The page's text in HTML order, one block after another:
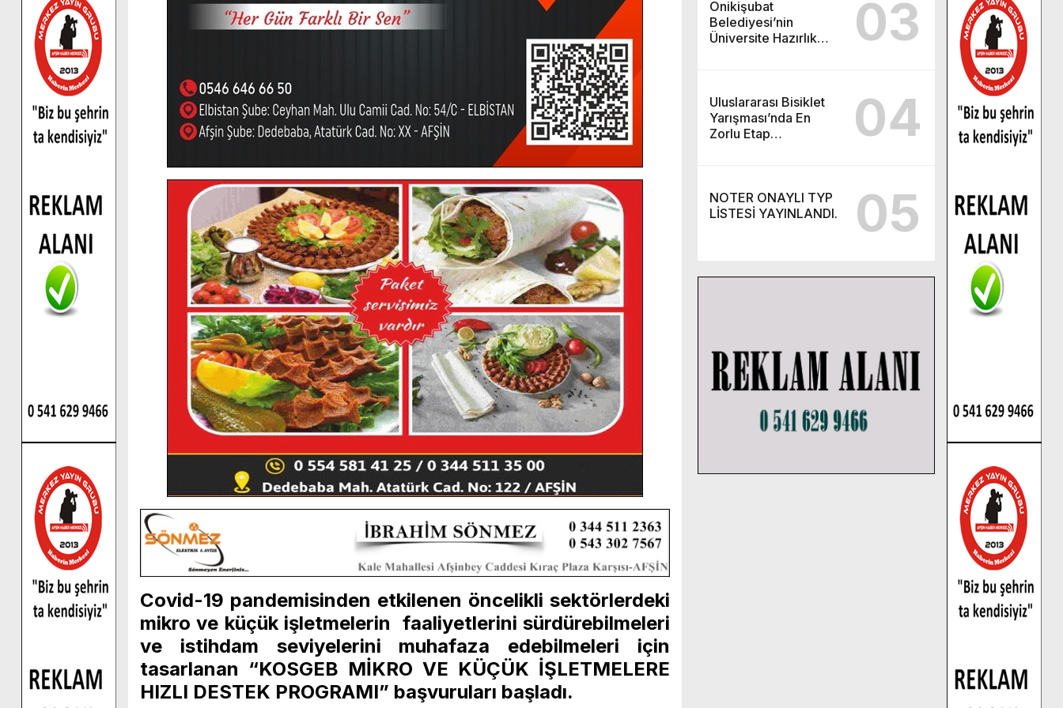
Onikişubat
Belediyesi’nin
Üniversite Hazırlık
03
Uluslararası Bisiklet
Yarışması’nda En
Zorlu Etap
04
NOTER ONAYLI TYP
LİSTESİ YAYINLANDI.
05
Covid-19 pandemisinden etkilenen öncelikli sektörlerdeki
mikro ve küçük işletmelerin faaliyetlerini sürdürebilmeleri
ve istihdam seviyelerini muhafaza edebilmeleri için
tasarlanan “KOSGEB MİKRO VE KÜÇÜK İŞLETMELERE
HIZLI DESTEK PROGRAMI” başvuruları başladı.